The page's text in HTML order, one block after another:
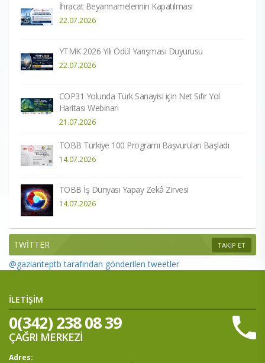
İhracat Beyannamelerinin Kapatılması
22.07.2026
YTMK 2026 Yılı Ödül Yarışması Duyurusu
22.07.2026
COP31 Yolunda Türk Sanayisi için Net Sıfır Yol
Haritası Webinarı
21.07.2026
TOBB Türkiye 100 Programı Başvuruları Başladı
14.07.2026
TOBB İş Dünyası Yapay Zekâ Zirvesi
14.07.2026
TWİTTER TAKİP ET
@gazianteptb tarafından gönderilen tweetler
İLETİŞİM
0(342) 238 08 39
ÇAĞRI MERKEZİ
Adres: